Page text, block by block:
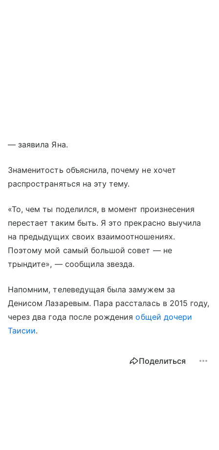
— заявила Яна.
Знаменитость объяснила, почему не хочет
распространяться на эту тему.
«То, чем ты поделился, в момент произнесения
перестает таким быть. Я это прекрасно выучила
на предыдущих своих взаимоотношениях.
Поэтому мой самый большой совет — не
трындите», — сообщила звезда.
Напомним, телеведущая была замужем за
Денисом Лазаревым. Пара рассталась в 2015 году,
через два года после рожденияобщей дочери
Таисии.
Поделиться